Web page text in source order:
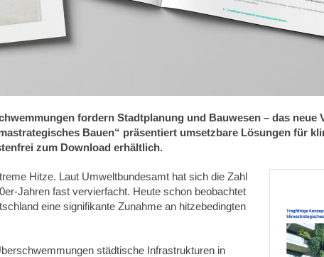
fordern Stadtplanung und Bauwesen – das neue
Bauen“ präsentiert umsetzbare Lösungen für
zum Download erhältlich.
Hitze. Laut Umweltbundesamt hat sich die Zahl
Jahren fast vervierfacht. Heute schon beobachtet
eine signifikante Zunahme an hitzebedingten
städtische Infrastrukturen in